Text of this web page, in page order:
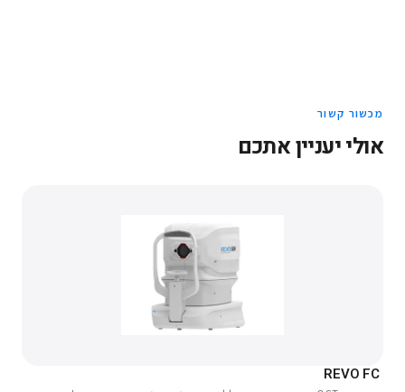
מכשור קשור
אולי יעניין אתכם
REVO FC